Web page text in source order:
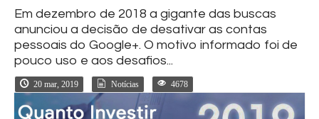
Em dezembro de 2018 a gigante das buscas
anunciou a decisão de desativar as contas
pessoais do Google+. O motivo informado foi de
pouco uso e aos desafios...
20 mar, 2019 Notícias 4678